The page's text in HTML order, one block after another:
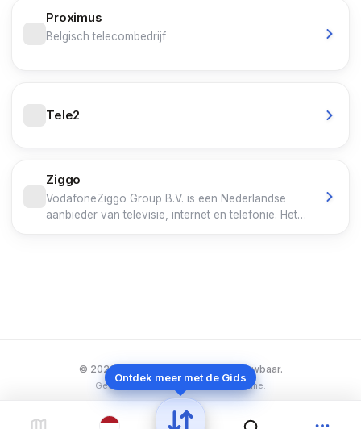
televisie- en telefoondiensten voor de particuliere
markt.
Proximus
Belgisch telecombedrijf
Tele2
Ziggo
VodafoneZiggo Group B.V. is een Nederlandse
aanbieder van televisie, internet en telefonie. Het
© 2026 Gids.online - Simpel. Betrouwbaar.
Geen AI. Geen tracking. Geen reclame.
Ontdek meer met de Gids